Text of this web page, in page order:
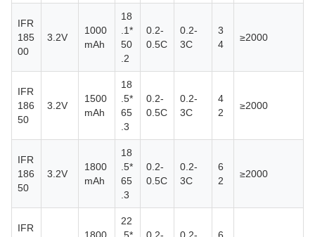
IFR
185
00
3.2V
1000
mAh
18
.1*
50
.2
0.2-
0.5C
0.2-
3C
3
4
≥2000
IFR
186
50
3.2V
1500
mAh
18
.5*
65
.3
0.2-
0.5C
0.2-
3C
4
2
≥2000
IFR
186
50
3.2V
1800
mAh
18
.5*
65
.3
0.2-
0.5C
0.2-
3C
6
2
≥2000
IFR
1800
22
.5*
0.2-
0.2-
6